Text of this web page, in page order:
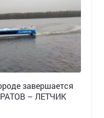
завершается
– ЛЕТЧИК